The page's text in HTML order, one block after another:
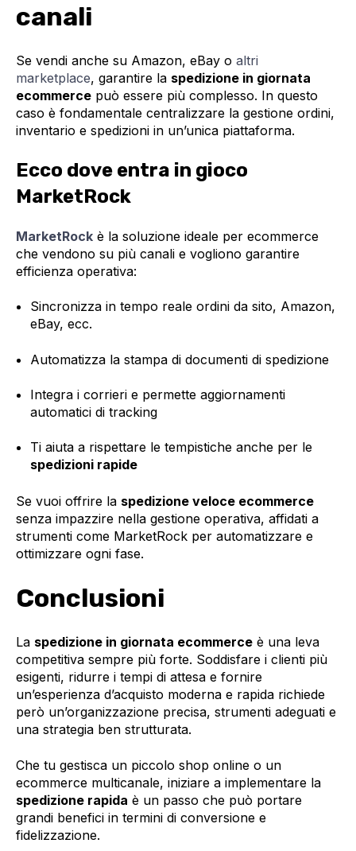
canali
Se vendi anche su Amazon, eBay o altri
marketplace, garantire la spedizione in giornata
ecommerce può essere più complesso. In questo
caso è fondamentale centralizzare la gestione ordini,
inventario e spedizioni in un’unica piattaforma.
Ecco dove entra in gioco
MarketRock
MarketRock è la soluzione ideale per ecommerce
che vendono su più canali e vogliono garantire
efficienza operativa:
Sincronizza in tempo reale ordini da sito, Amazon,
eBay, ecc.
Automatizza la stampa di documenti di spedizione
Integra i corrieri e permette aggiornamenti
automatici di tracking
Ti aiuta a rispettare le tempistiche anche per le
spedizioni rapide
Se vuoi offrire la spedizione veloce ecommerce
senza impazzire nella gestione operativa, affidati a
strumenti come MarketRock per automatizzare e
ottimizzare ogni fase.
Conclusioni
La spedizione in giornata ecommerce è una leva
competitiva sempre più forte. Soddisfare i clienti più
esigenti, ridurre i tempi di attesa e fornire
un’esperienza d’acquisto moderna e rapida richiede
però un’organizzazione precisa, strumenti adeguati e
una strategia ben strutturata.
Che tu gestisca un piccolo shop online o un
ecommerce multicanale, iniziare a implementare la
spedizione rapida è un passo che può portare
grandi benefici in termini di conversione e
fidelizzazione.